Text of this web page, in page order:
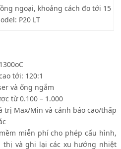
ngoại, khoảng cách đo tới 15
P20 LT
oC
tới: 120:1
và ống ngắm
từ 0.100 – 1.000
trị Max/Min và cảnh báo cao/thấp
miễn phí cho phép cấu hình,
thị và ghi lại các xu hướng nhiệt